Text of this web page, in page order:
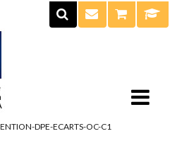
DPE-ECARTS-OC-C1